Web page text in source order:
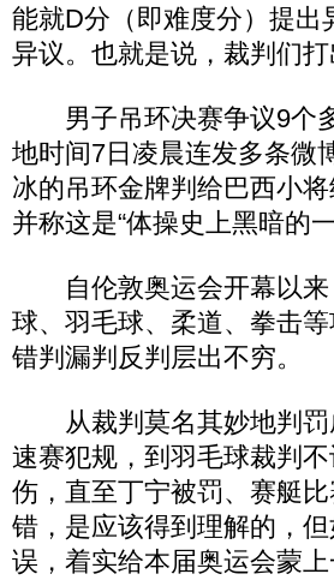
能就D分（即难度分）提
异议。也就是说，裁判们
男子吊环决赛争议9个多
地时间7日凌晨连发多条微
冰的吊环金牌判给巴西小
并称这是“体操史上黑暗的一
自伦敦奥运会开幕以来
球、羽毛球、柔道、拳击
错判漏判反判层出不穷。
从裁判莫名其妙地判罚
速赛犯规，到羽毛球裁判
伤，直至丁宁被罚、赛艇
错，是应该得到理解的，
误，着实给本届奥运会蒙